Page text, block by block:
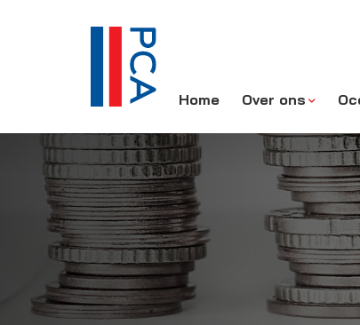
Home Over ons